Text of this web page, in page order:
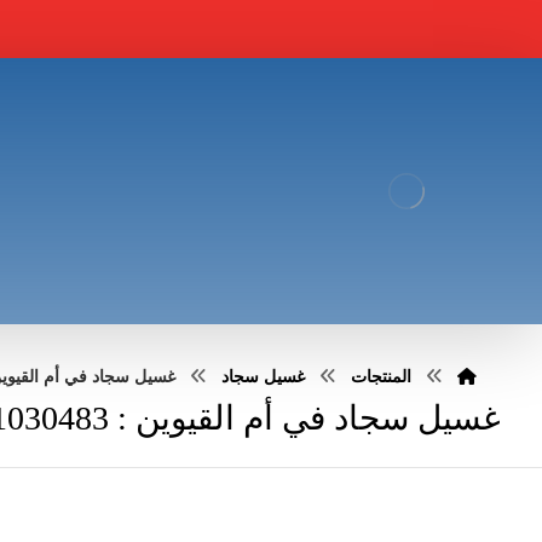
المنتجات غسيل سجاد غسيل سجاد في أم القيوين :
غسيل سجاد في أم القيوين : 0551030483